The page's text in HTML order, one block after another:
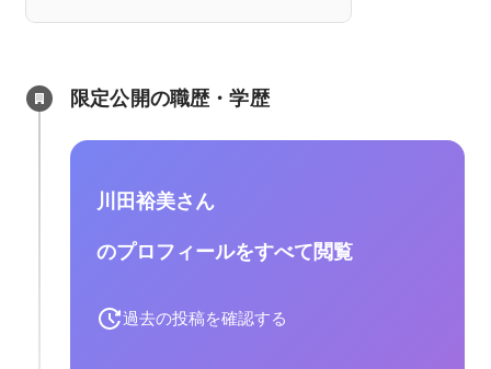
限定公開の職歴・学歴
川田裕美さん
のプロフィールをすべて閲覧
過去の投稿を確認する